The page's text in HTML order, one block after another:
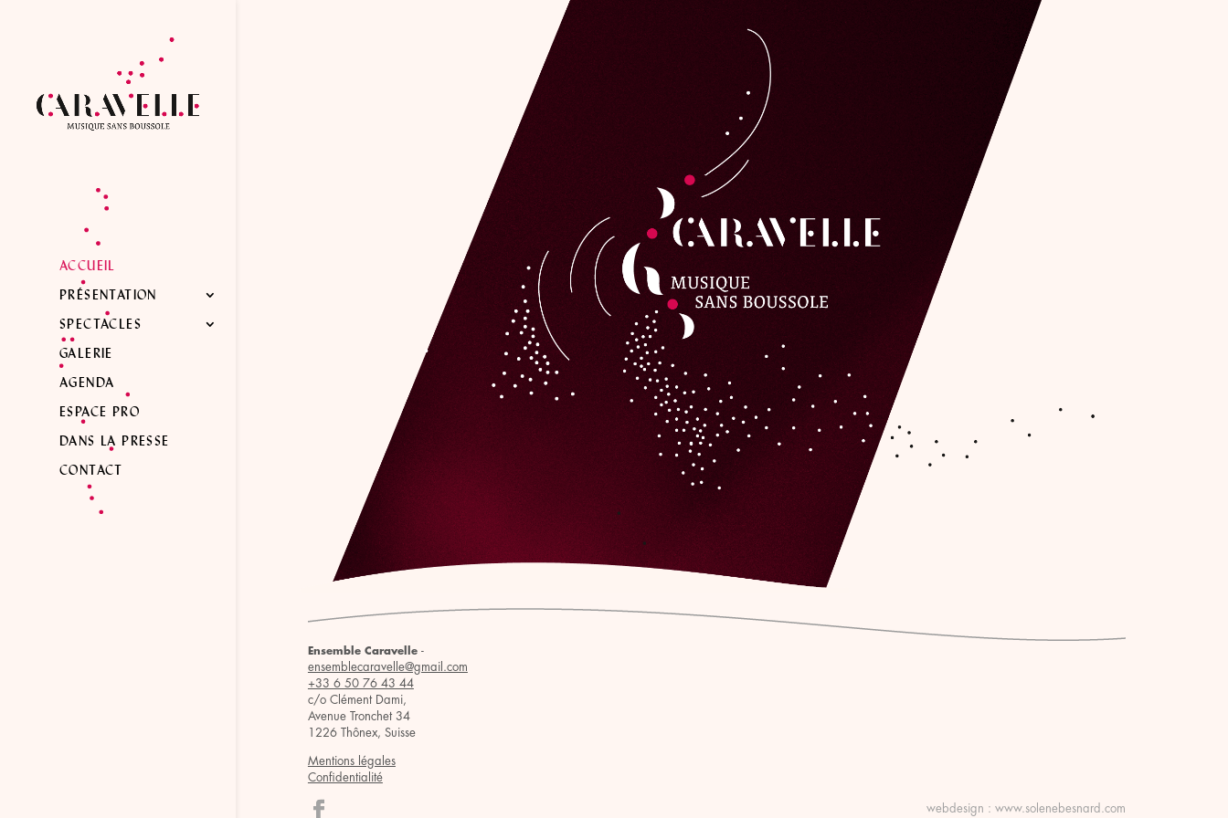
ACCUEIL
PRÉSENTATION
SPECTACLES
GALERIE
AGENDA
ESPACE PRO
DANS LA PRESSE
CONTACT
Ensemble Caravelle-
ensemblecaravelle@gmail.com
+33 6 50 76 43 44
c/o Clément Dami,
Avenue Tronchet 34
1226 Thônex, Suisse
Mentions légales
Confidentialité
webdesign :www.solenebesnard.com